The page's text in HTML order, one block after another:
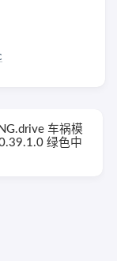
车祸模
绿色中